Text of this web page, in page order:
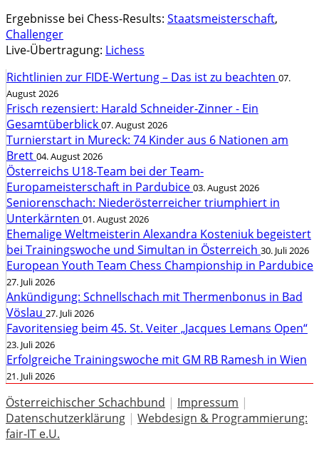
Ergebnisse bei Chess-Results: Staatsmeisterschaft,
Challenger
Live-Übertragung: Lichess
Richtlinien zur FIDE-Wertung – Das ist zu beachten 07.
August 2026
Frisch rezensiert: Harald Schneider-Zinner - Ein
Gesamtüberblick 07. August 2026
Turnierstart in Mureck: 74 Kinder aus 6 Nationen am
Brett 04. August 2026
Österreichs U18-Team bei der Team-
Europameisterschaft in Pardubice 03. August 2026
Seniorenschach: Niederösterreicher triumphiert in
Unterkärnten 01. August 2026
Ehemalige Weltmeisterin Alexandra Kosteniuk begeistert
bei Trainingswoche und Simultan in Österreich 30. Juli 2026
European Youth Team Chess Championship in Pardubice
27. Juli 2026
Ankündigung: Schnellschach mit Thermenbonus in Bad
Vöslau 27. Juli 2026
Favoritensieg beim 45. St. Veiter „Jacques Lemans Open“
23. Juli 2026
Erfolgreiche Trainingswoche mit GM RB Ramesh in Wien
21. Juli 2026
Österreichischer Schachbund | Impressum |
Datenschutzerklärung | Webdesign & Programmierung:
fair-IT e.U.